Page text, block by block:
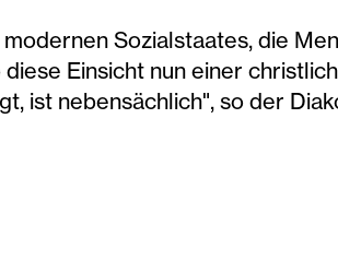
Sozialstaates, die
Einsicht nun einer
ist nebensächlich", so der